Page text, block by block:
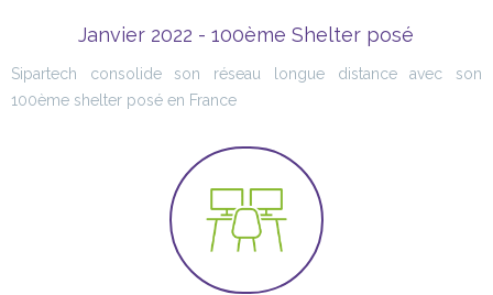
Janvier 2022 - 100ème Shelter posé
Sipartech consolide son réseau longue distance avec son
100ème shelter posé en France